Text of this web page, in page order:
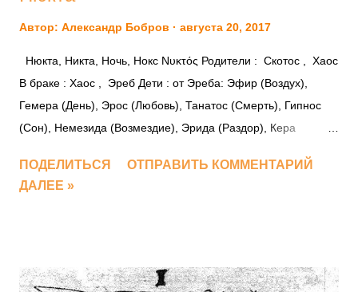
Автор: Александр Бобров августа 20, 2017
Нюкта, Никта, Ночь, Нокс Νυκτός Родители : Скотос , Хаос
В браке : Хаос , Эреб Дети : от Эреба: Эфир (Воздух),
Гемера (День), Эрос (Любовь), Танатос (Смерть), Гипнос
(Сон), Немезида (Возмездие), Эрида (Раздор), Кера
(Старость), Онир (Сновидения), Харон , Морос (Погибель),
Порфирион, Азид (Бедствие), Стикс , Мойры ( Клото ,
Евфросина (+), Апата (Обман), Лисса (Бешенство,
ПОДЕЛИТЬСЯ
ОТПРАВИТЬ КОММЕНТАРИЙ
ДАЛЕЕ »